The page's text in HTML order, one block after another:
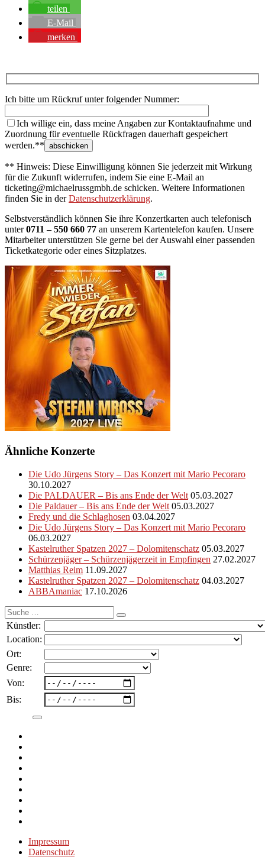
teilen
E-Mail
merken
Ich bitte um Rückruf unter folgender Nummer:
Ich willige ein, dass meine Angaben zur Kontaktaufnahme und
Zuordnung für eventuelle Rückfragen dauerhaft gespeichert
werden.**
** Hinweis: Diese Einwilligung können Sie jederzeit mit Wirkung
für die Zukunft widerrufen, indem Sie eine E-Mail an
ticketing@michaelrussgmbh.de schicken. Weitere Informationen
finden Sie in derDatenschutzerklärung.
Selbstverständlich können Sie ihre Konzertkarten auch telefonisch
unter0711 – 550 660 77 an unserem Kartentelefon kaufen. Unsere
Mitarbeiter unterstützen Sie gerne bei der Auswahl einer passenden
Ticketkategorie oder eines Sitzplatzes.
Ähnliche Konzerte
Die Udo Jürgens Story – Das Konzert mit Mario Pecoraro
30.10.2027
Die PALDAUER – Bis ans Ende der Welt 05.03.2027
Die Paldauer – Bis ans Ende der Welt 05.03.2027
Fredy und die Schlaghosen 03.04.2027
Die Udo Jürgens Story – Das Konzert mit Mario Pecoraro
06.03.2027
Kastelruther Spatzen 2027 – Dolomitenschatz 05.03.2027
Schürzenjäger – Schürzenjägerzeit in Empfingen 27.02.2027
Matthias Reim 11.09.2027
Kastelruther Spatzen 2027 – Dolomitenschatz 04.03.2027
ABBAmaniac 17.10.2026
Suche
nach:
Künstler:
Location:
Ort:
Genre:
Von:
Bis:
Impressum
Datenschutz